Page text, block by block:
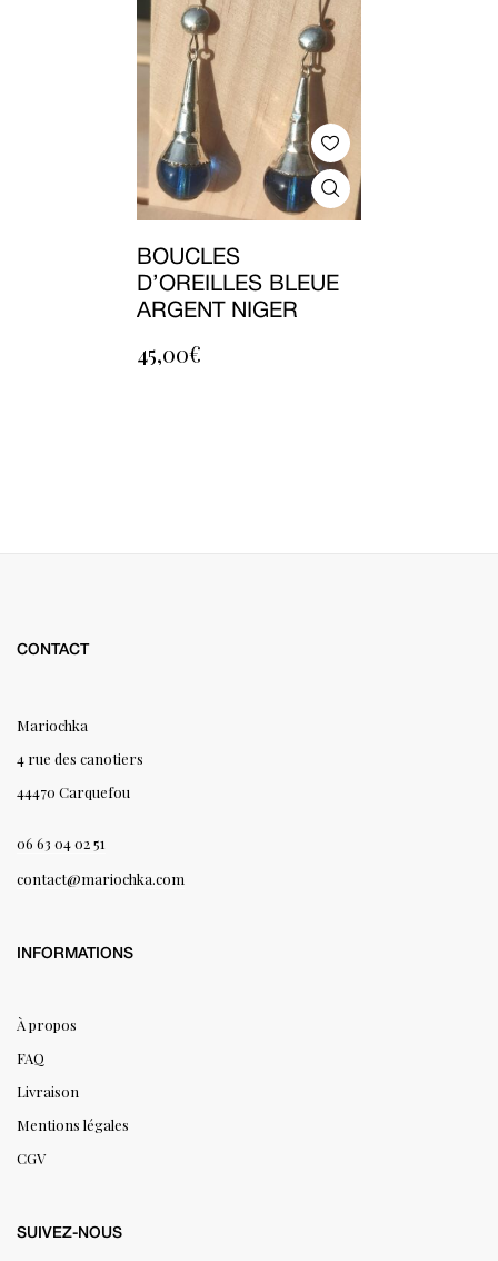
BOUCLES
D’OREILLES BLEUE
ARGENT NIGER
45,00€
CONTACT
Mariochka
4 rue des canotiers
44470 Carquefou
06 63 04 02 51
contact@mariochka.com
INFORMATIONS
À propos
FAQ
Livraison
Mentions légales
CGV
SUIVEZ-NOUS